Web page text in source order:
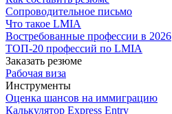
Сопроводительное письмо
Что такое LMIA
Востребованные профессии в 2026
ТОП-20 профессий по LMIA
Заказать резюме
Рабочая виза
Инструменты
Оценка шансов на иммиграцию
Калькулятор Express Entry